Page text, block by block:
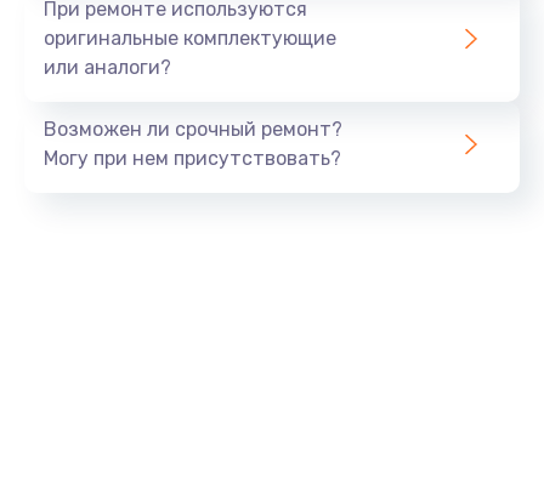
При ремонте используются
оригинальные комплектующие
или аналоги?
Возможен ли срочный ремонт?
Могу при нем присутствовать?